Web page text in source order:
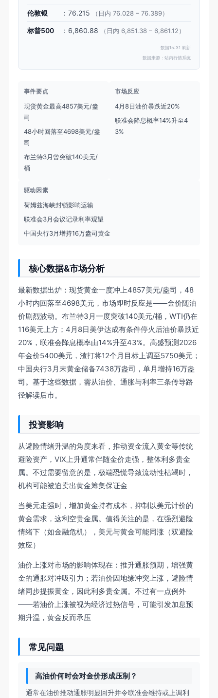
伦敦银 ：76.215 （日内 76.028 – 76.389）
标普500 ：6,860.88 （日内 6,851.38 – 6,861.12）
数据15:31 刷新
数据来源：站内行情系统
事件要点
现货黄金最高4857美元/盎
司
48小时回落至4698美元/盎
司
布兰特3月曾突破140美元/
桶
市场反应
4月8日油价暴跌近20%
联准会降息概率14%升至4
3%
驱动因素
荷姆兹海峡封锁影响运输
联准会3月会议记录利率观望
中国央行3月增持16万盎司黄金
核心数据&市场分析
最新数据出炉：现货黄金一度冲上4857美元/盎司，48
小时内回落至4698美元，市场即时反应是——金价随油
价剧烈波动。布兰特3月一度突破140美元/桶，WTI仍在
116美元上方；4月8日美伊达成有条件停火后油价暴跌近
20%，联准会降息概率由14%升至43%。高盛预测2026
年金价5400美元，渣打将12个月目标上调至5750美元；
中国央行3月末黄金储备7438万盎司，单月增持16万盎
司。基于这些数据，需从油价、通胀与利率三条传导路
径解读后市。
投资影响
从避险情绪升温的角度来看，推动资金流入黄金等传统
避险资产，VIX上升通常伴随金价走强，整体利多贵金
属。不过需要留意的是，极端恐慌导致流动性枯竭时，
机构可能被迫卖出黄金筹集保证金
当美元走强时，增加黄金持有成本，抑制以美元计价的
黄金需求，这利空贵金属。值得关注的是，在强烈避险
情绪下（如金融危机），美元与黄金可能同涨（双避险
效应）
油价上涨对市场的影响体现在：推升通胀预期，增强黄
金的通胀对冲吸引力；若油价因地缘冲突上涨，避险情
绪同步提振黄金，因此利多贵金属。不过有一点例外
——若油价上涨被视为经济过热信号，可能引发加息预
期升温，黄金反而承压
常见问题
高油价何时会对金价形成压制？
通常在油价推动通胀明显回升并令联准会维持或上调利